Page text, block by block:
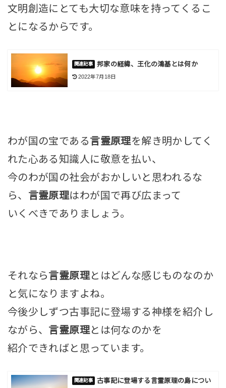
文明創造にとても大切な意味を持ってくるこ
とになるからです。
邦家の経緯、王化の鴻基とは何か
2022年7月18日
わが国の宝である言霊原理を解き明かしてく
れた心ある知識人に敬意を払い、
今のわが国の社会がおかしいと思われるな
ら、 言霊原理はわが国で再び広まって
いくべきでありましょう。
それなら言霊原理とはどんな感じものなのか
と気になりますよね。
今後少しずつ古事記に登場する神様を紹介し
ながら、 言霊原理とは何なのかを
紹介できればと思っています。
古事記に登場する言霊原理の島につい